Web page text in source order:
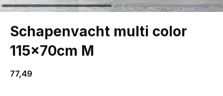
Schapenvacht multi color
115x70cm M
77,49